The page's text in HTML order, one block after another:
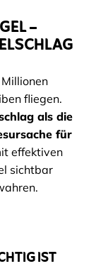
–
fliegen.
als die
für
effektiven
sichtbar
IST